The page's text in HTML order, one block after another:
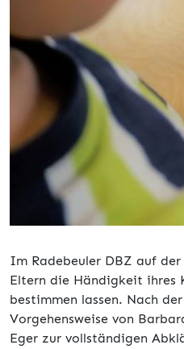
Im Radebeuler DBZ auf
Eltern die Händigkeit ihres
bestimmen lassen. Nach
Vorgehensweise von
Eger zur vollständigen